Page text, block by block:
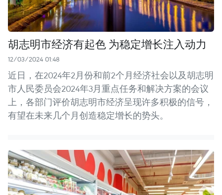
胡志明市经济有起色 为稳定增长注入动力
12/03/2024 01:48
近日，在2024年2月份和前2个月经济社会以及胡志明
市人民委员会2024年3月重点任务和解决方案的会议
上，各部门评价胡志明市经济呈现许多积极的信号，
有望在未来几个月创造稳定增长的势头。